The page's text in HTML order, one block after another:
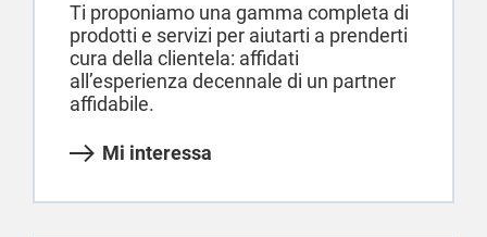
Ti proponiamo una gamma completa di
prodotti e servizi per aiutarti a prenderti
cura della clientela: affidati
all’esperienza decennale di un partner
affidabile.
Mi interessa